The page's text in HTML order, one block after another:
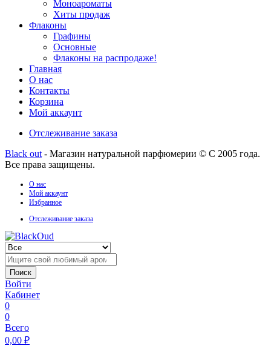
Моноароматы
Хиты продаж
Флаконы
Графины
Основные
Флаконы на распродаже!
Главная
О нас
Контакты
Корзина
Мой аккаунт
Отслеживание заказа
Black out - Магазин натуральной парфюмерии © С 2005 года.
Все права защищены.
О нас
Мой аккаунт
Избранное
Отслеживание заказа
Поиск
Войти
Кабинет
0
0
Всего
0,00 ₽